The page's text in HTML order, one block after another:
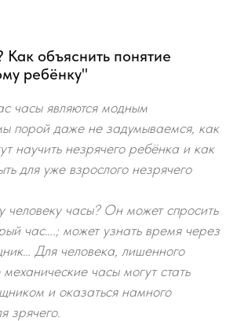
Как объяснить понятие
ребёнку"
часы являются модным
порой даже не задумываемся, как
научить незрячего ребёнка и как
для уже взрослого незрячего
человеку часы? Он может спросить
час….; может узнать время через
Для человека, лишенного
часы могут стать
и оказаться намного
зрячего.